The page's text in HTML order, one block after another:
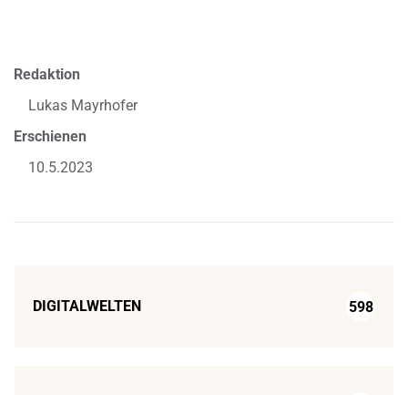
Redaktion
Lukas Mayrhofer
Erschienen
10.5.2023
DIGITALWELTEN 598